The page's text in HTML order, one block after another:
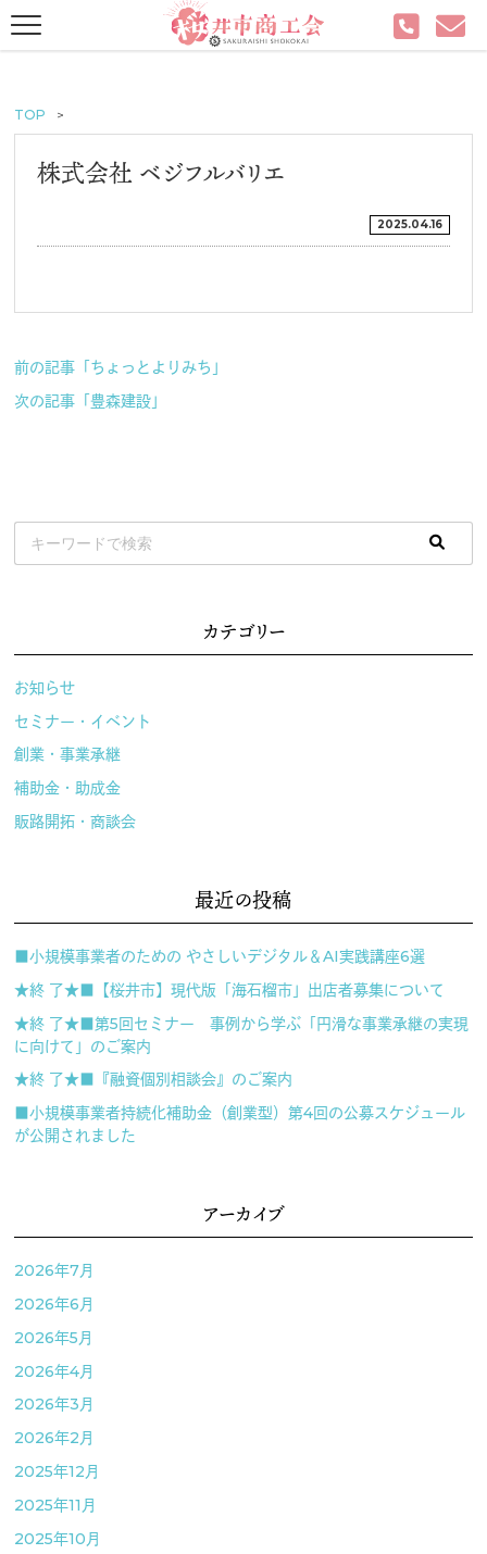
TOP
株式会社 ベジフルバリエ
2025.04.16
前の記事「ちょっとよりみち」
次の記事「豊森建設」
カテゴリー
お知らせ
セミナー・イベント
創業・事業承継
補助金・助成金
販路開拓・商談会
最近の投稿
■小規模事業者のための やさしいデジタル＆AI実践講座6選
★終 了★■【桜井市】現代版「海石榴市」出店者募集について
★終 了★■第5回セミナー 事例から学ぶ「円滑な事業承継の実現
に向けて」のご案内
★終 了★■『融資個別相談会』のご案内
■小規模事業者持続化補助金（創業型）第4回の公募スケジュール
が公開されました
アーカイブ
2026年7月
2026年6月
2026年5月
2026年4月
2026年3月
2026年2月
2025年12月
2025年11月
2025年10月